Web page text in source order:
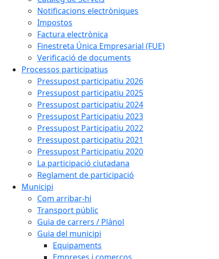
Notificacions electròniques
Impostos
Factura electrònica
Finestreta Única Empresarial (FUE)
Verificació de documents
Processos participatius
Pressupost participatiu 2026
Pressupost participatiu 2025
Pressupost participatiu 2024
Pressupost Participatiu 2023
Pressupost Participatiu 2022
Pressupost participatiu 2021
Pressupost Participatiu 2020
La participació ciutadana
Reglament de participació
Municipi
Com arribar-hi
Transport públic
Guia de carrers / Plànol
Guia del municipi
Equipaments